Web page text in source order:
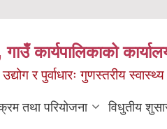
गाउँ कार्यपालिकाको
र पुर्वाधारः गुणस्तरीय
तथा परियोजना विधुतीय